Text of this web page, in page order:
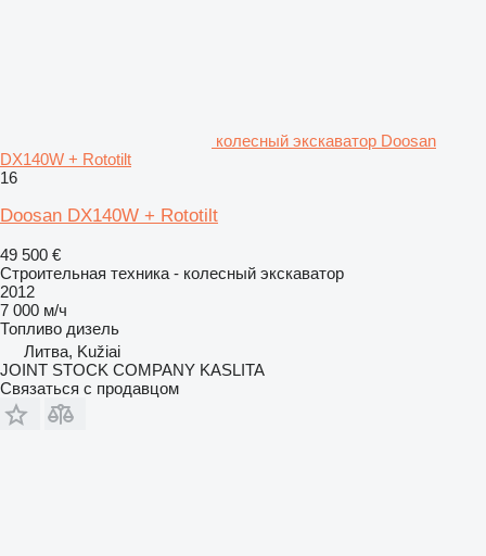
колесный экскаватор Doosan
DX140W + Rototilt
16
Doosan DX140W + Rototilt
49 500 €
Строительная техника - колесный экскаватор
2012
7 000 м/ч
Топливо дизель
Литва, Kužiai
JOINT STOCK COMPANY KASLITA
Связаться с продавцом